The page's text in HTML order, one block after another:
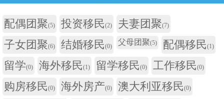
配偶团聚(5) 投资移民(2) 夫妻团聚(7)
子女团聚(6) 结婚移民(0) 父母团聚(5) 配偶移民(1)
留学(0) 海外移民(1) 留学移民(0) 工作移民(0)
购房移民(0) 海外房产(0) 澳大利亚移民(0)